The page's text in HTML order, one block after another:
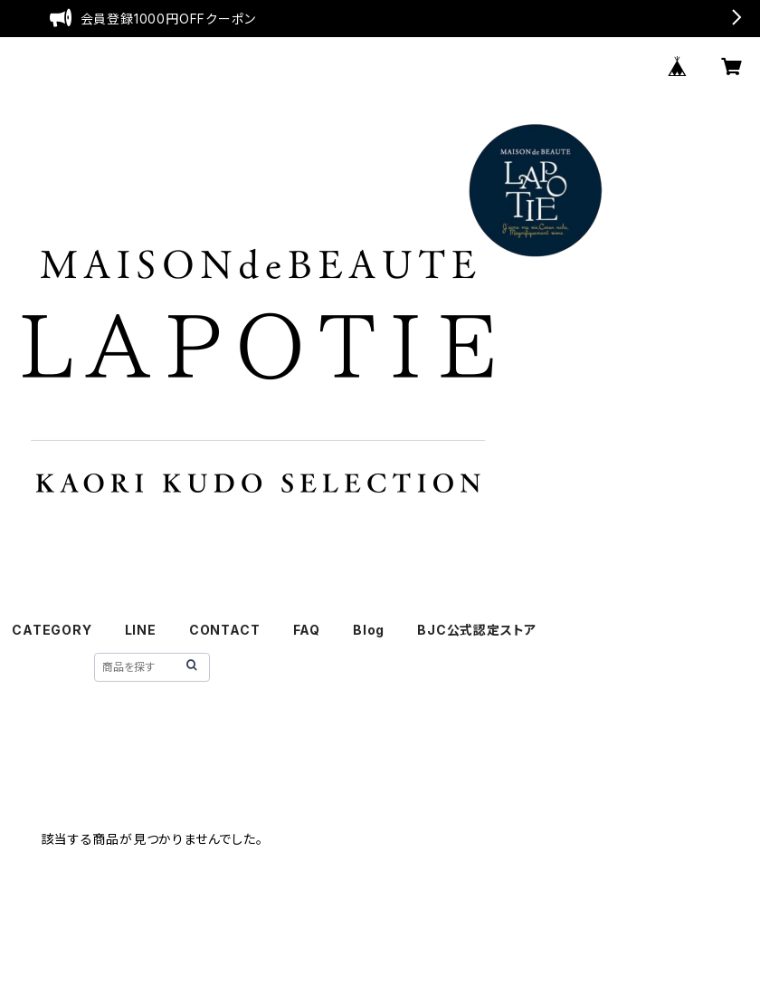
会員登録1000円OFFクーポン
CATEGORY LINE CONTACT FAQ Blog BJC公式認定ストア
該当する商品が見つかりませんでした。